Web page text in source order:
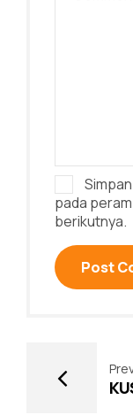
pada
berikutnya.
Post